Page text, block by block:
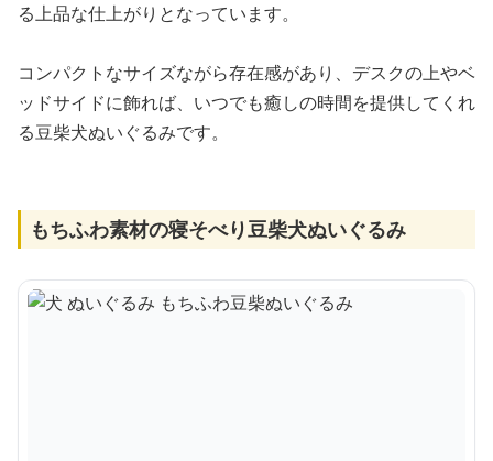
る上品な仕上がりとなっています。
コンパクトなサイズながら存在感があり、デスクの上やベ
ッドサイドに飾れば、いつでも癒しの時間を提供してくれ
る豆柴犬ぬいぐるみです。
もちふわ素材の寝そべり豆柴犬ぬいぐるみ